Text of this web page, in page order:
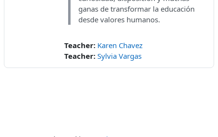
ganas de transformar la educación
desde valores humanos.
Teacher: Karen Chavez
Teacher: Sylvia Vargas